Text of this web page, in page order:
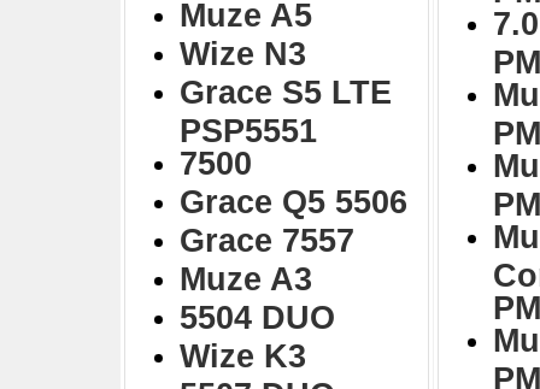
Muze A5
Wize N3
Grace S5 LTE
PSP5551
7500
Grace Q5 5506
Grace 7557
Muze A3
5504 DUO
Wize K3